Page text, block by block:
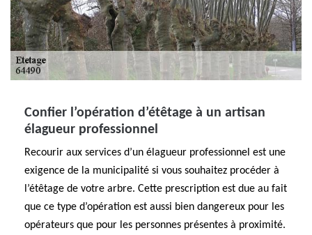
Confier l’opération d’étêtage à un artisan
élagueur professionnel
Recourir aux services d’un élagueur professionnel est une
exigence de la municipalité si vous souhaitez procéder à
l’étêtage de votre arbre. Cette prescription est due au fait
que ce type d’opération est aussi bien dangereux pour les
opérateurs que pour les personnes présentes à proximité.